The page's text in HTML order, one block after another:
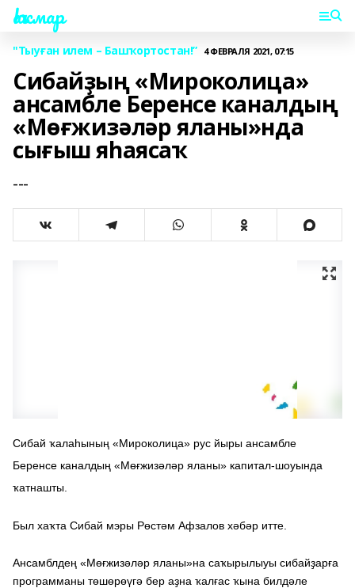
Һаҡмар
"Тыуған илем – Башҡортостан!” 4 ФЕВРАЛЯ 2021, 07:15
Сибайҙың «Мироколица»
ансамбле Беренсе каналдың
«Мөғжизәләр яланы»нда
сығыш яһаясаҡ
---
Сибай ҡалаһының «Мироколица» рус йыры ансамбле
Беренсе каналдың «Мөғжизәләр яланы» капитал-шоуында
ҡатнашты.
Был хаҡта Сибай мэры Рөстәм Афзалов хәбәр итте.
Ансамблдең «Мөғжизәләр яланы»на саҡырылыуы сибайҙарға
программаны төшөрөүгә бер аҙна ҡалғас ҡына билдәле